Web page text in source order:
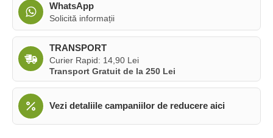
WhatsApp
Solicită informații
TRANSPORT
Curier Rapid: 14,90 Lei
Transport Gratuit de la 250 Lei
Vezi detaliile campaniilor de reducere aici